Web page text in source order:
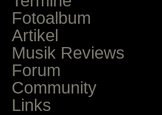
Fotoalbum
Artikel
Musik Reviews
Forum
Community
Links